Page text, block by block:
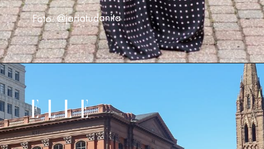
Foto: @jariatudanita